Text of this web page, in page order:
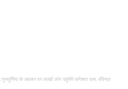
के अवसर पर लाखों लोग पहुंचेंगे बागेश्वर धाम, धीरेन्द्र